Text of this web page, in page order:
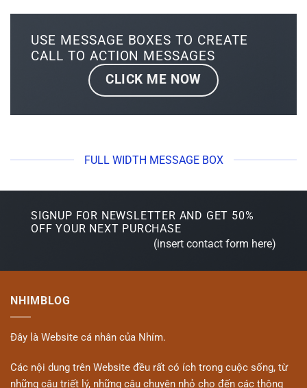
USE MESSAGE BOXES TO CREATE
CALL TO ACTION MESSAGES
CLICK ME NOW
FULL WIDTH MESSAGE BOX
SIGNUP FOR NEWSLETTER AND GET 50%
OFF YOUR NEXT PURCHASE
(insert contact form here)
NHIMBLOG
Đây là Website cá nhân của Nhím.
Các nội dung trên Website đều rất có ích trong cuộc sống, từ
những câu triết lý, những câu chuyện nhỏ cho đến các thông